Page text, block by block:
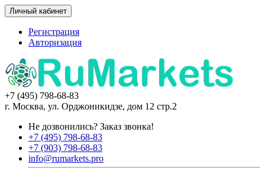
Личный кабинет
Регистрация
Авторизация
+7 (495) 798-68-83
г. Москва, ул. Орджоникидзе, дом 12 стр.2
Не дозвонились? Заказ звонка!
+7 (495) 798-68-83
+7 (903) 798-68-83
info@rumarkets.pro